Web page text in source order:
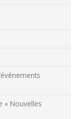
« Nouvelles